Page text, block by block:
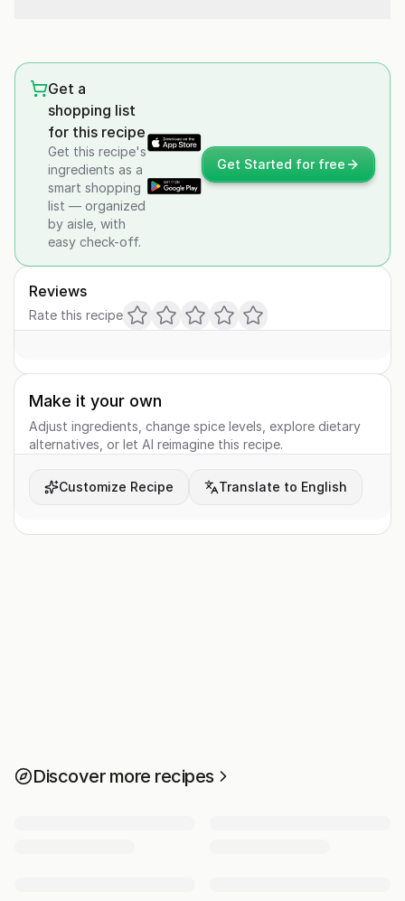
Get a
shopping list
for this recipe
Get this recipe's
ingredients as a
smart shopping
list — organized
by aisle, with
easy check-off.
Get Started for free
Reviews
Rate this recipe
Make it your own
Adjust ingredients, change spice levels, explore dietary
alternatives, or let AI reimagine this recipe.
Customize Recipe Translate to English
Discover more recipes